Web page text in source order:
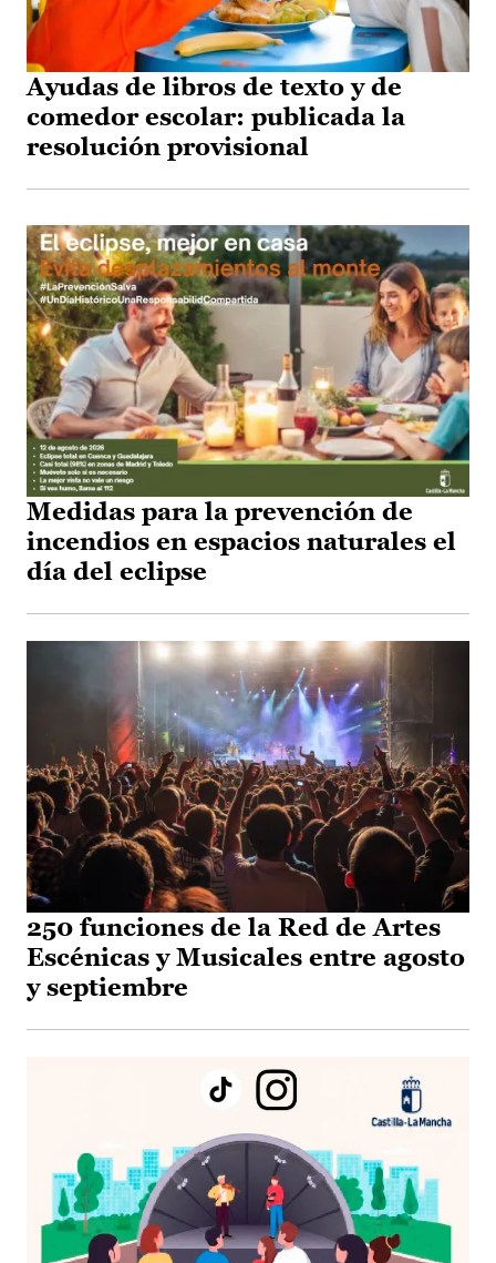
Ayudas de libros de texto y de
comedor escolar: publicada la
resolución provisional
Medidas para la prevención de
incendios en espacios naturales el
día del eclipse
250 funciones de la Red de Artes
Escénicas y Musicales entre agosto
y septiembre